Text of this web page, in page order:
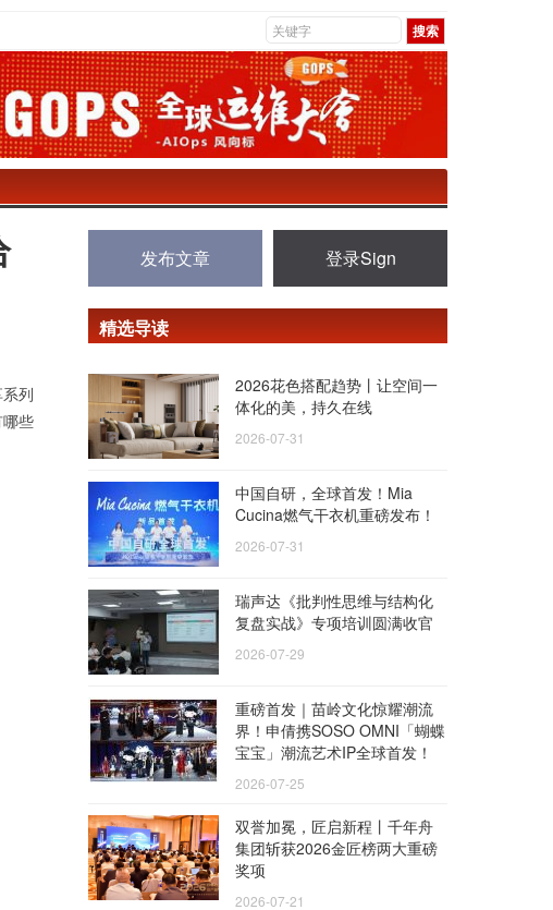
列
哪些
发布文章 登录Sign
精选导读
2026花色搭配趋势丨让空间一
体化的美，持久在线
2026-07-31
中国自研，全球首发！Mia
Cucina燃气干衣机重磅发布！
2026-07-31
瑞声达《批判性思维与结构化
复盘实战》专项培训圆满收官
2026-07-29
重磅首发｜苗岭文化惊耀潮流
界！申倩携SOSO OMNI「蝴蝶
宝宝」潮流艺术IP全球首发！
2026-07-25
双誉加冕，匠启新程丨千年舟
集团斩获2026金匠榜两大重磅
奖项
2026-07-21